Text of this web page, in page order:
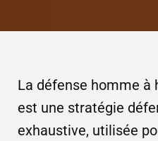
La défense homme
est une stratégie
exhaustive, utilisée